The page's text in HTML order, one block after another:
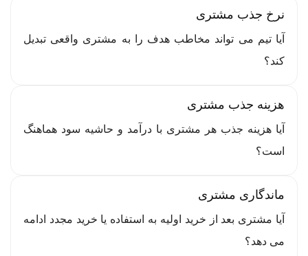
نرخ جذب مشتری
آیا تیم می تواند مخاطب هدف را به مشتری واقعی تبدیل
کند؟
هزینه جذب مشتری
آیا هزینه جذب هر مشتری با درآمد و حاشیه سود هماهنگ
است؟
ماندگاری مشتری
آیا مشتری بعد از خرید اولیه به استفاده یا خرید مجدد ادامه
می دهد؟